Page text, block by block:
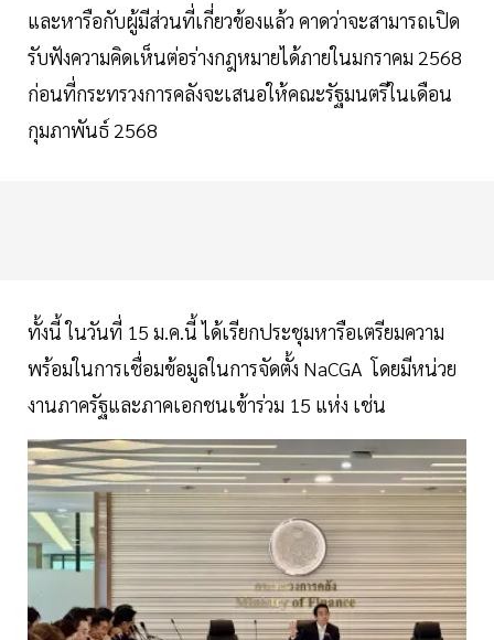
และหารือกับผู้มีส่วนที่เกี่ยวข้องแล้ว คาดว่าจะสามารถเปิด
รับฟังความคิดเห็นต่อร่างกฎหมายได้ภายในมกราคม 2568
ก่อนที่กระทรวงการคลังจะเสนอให้คณะรัฐมนตรีในเดือน
กุมภาพันธ์ 2568
ทั้งนี้ ในวันที่ 15 ม.ค.นี้ ได้เรียกประชุมหารือเตรียมความ
พร้อมในการเชื่อมข้อมูลในการจัดตั้ง NaCGA โดยมีหน่วย
งานภาครัฐและภาคเอกชนเข้าร่วม 15 แห่ง เช่น